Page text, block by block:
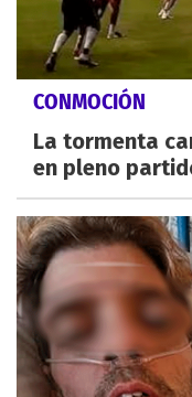
CONMOCIÓN
La tormenta
en pleno